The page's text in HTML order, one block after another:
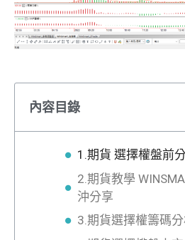
內容目錄
1.期貨 選擇權盤前
2.期貨教學
沖分享
3.期貨選擇權籌碼